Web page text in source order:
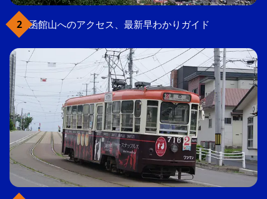
函館山へのアクセス、最新早わかりガイド